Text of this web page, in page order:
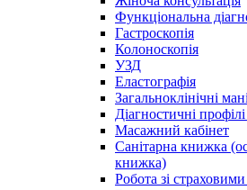
Функціональна
Гастроскопія
Колоноскопія
УЗД
Еластографія
Загальноклінічні
Діагностичні
Масажний кабінет
Санітарна книжка
книжка)
Робота зі